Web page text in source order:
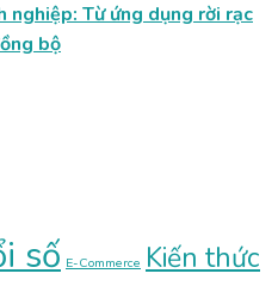
nghiệp: Từ ứng dụng rời rạc
bộ
số E-Commerce Kiến thức